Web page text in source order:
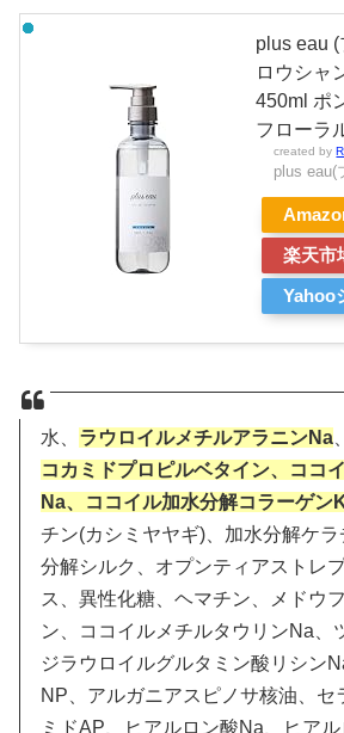
plus eau (
ロウシャ
450ml ポ
フローラ
created by
plus eau(
楽天市
Yahoo
水、 ラウロイルメチルアラニンNa
コカミドプロピルベタイン、ココ
Na、ココイル加水分解コラーゲン
チン(カシミヤヤギ)、加水分解ケ
分解シルク、オプンティアストレ
ス、異性化糖、ヘマチン、メドウ
ン、ココイルメチルタウリンNa、
ジラウロイルグルタミン酸リシン
NP、アルガニアスピノサ核油、セ
ミドAP、ヒアルロン酸Na、ヒア